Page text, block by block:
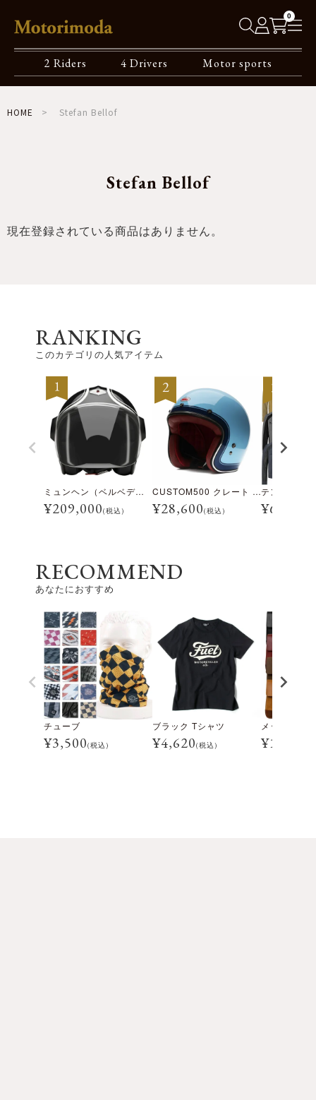
0
2 Riders 4 Drivers Motor sports
HOME Stefan Bellof
Stefan Bellof
現在登録されている商品はありません。
RANKING
このカテゴリの人気アイテム
ミュンヘン（ベルベデーレ）
¥209,000(税込)
CUSTOM500 クレート アイスブルー
¥28,600(税込) ¥69,300
RECOMMEND
あなたにおすすめ
チューブ
¥3,500(税込)
ブラック Tシャツ
¥4,620(税込)
メッセンジ
¥16,500